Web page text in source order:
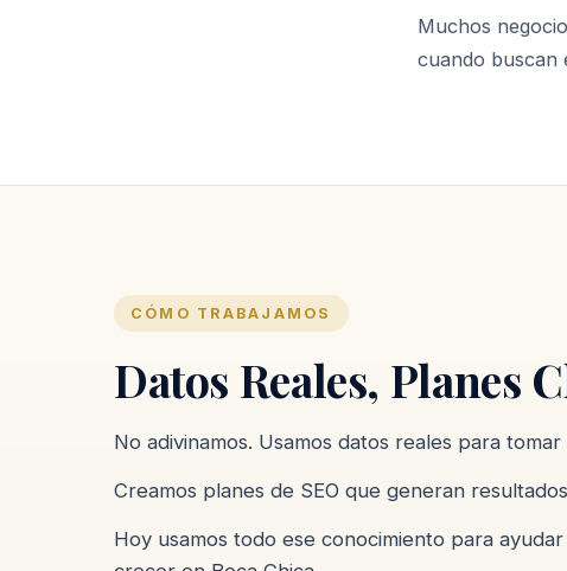
Muchos
cuando buscan
CÓMO TRABAJAMOS
Datos Reales, Planes
No adivinamos. Usamos datos reales para tomar
Creamos planes de SEO que generan
Hoy usamos todo ese conocimiento para